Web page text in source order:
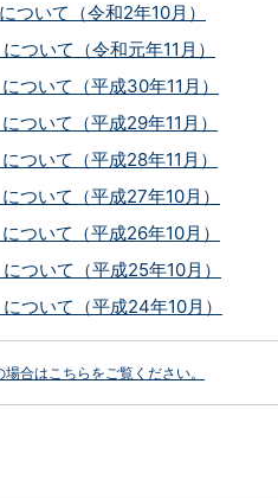
ついて（令和2年10月）
ついて（令和元年11月）
ついて（平成30年11月）
ついて（平成29年11月）
ついて（平成28年11月）
ついて（平成27年10月）
ついて（平成26年10月）
ついて（平成25年10月）
ついて（平成24年10月）
合はこちらをご覧ください。